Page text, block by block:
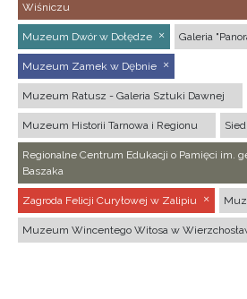
Wiśniczu
Muzeum Dwór w Dołędze Galeria
Muzeum Zamek w Dębnie
Muzeum Ratusz - Galeria Sztuki Dawnej
Muzeum Historii Tarnowa i Regionu
Regionalne Centrum Edukacji o Pamięci im.
Baszaka
Zagroda Felicji Curyłowej w Zalipiu
Muzeum Wincentego Witosa w